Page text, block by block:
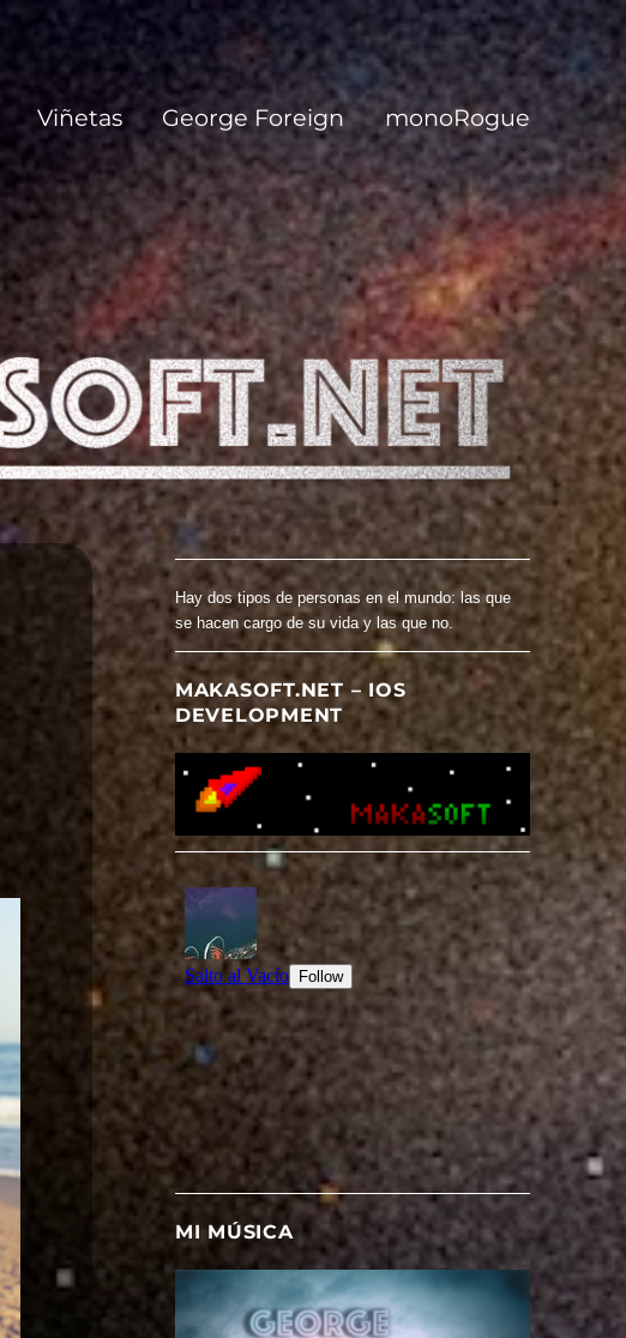
Viñetas George Foreign monoRogue
Hay dos tipos de personas en el mundo: las que
se hacen cargo de su vida y las que no.
MAKASOFT.NET – IOS
DEVELOPMENT
MI MÚSICA